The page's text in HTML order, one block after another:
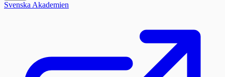
Svenska Akademien